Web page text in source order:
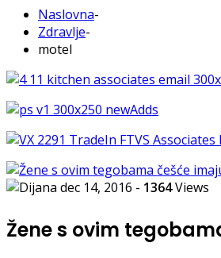
Naslovna-
Zdravlje-
motel
dec 14, 2016 - 1364Views
Žene s ovim